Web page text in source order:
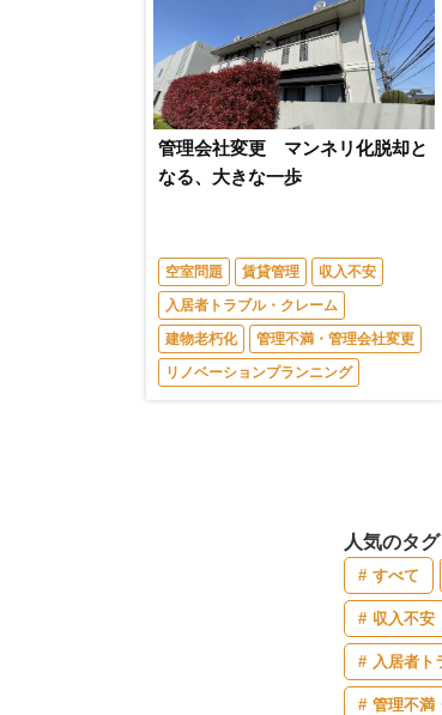
管理会社変更 マンネリ化脱却と
なる、大きな一歩
空室問題 賃貸管理
収入不安
入居者トラブル・クレーム
建物老朽化
管理不満・管理会社変更
リノベーションプランニング
人気のタグ
すべて
収入不安
入居者ト
管理不満